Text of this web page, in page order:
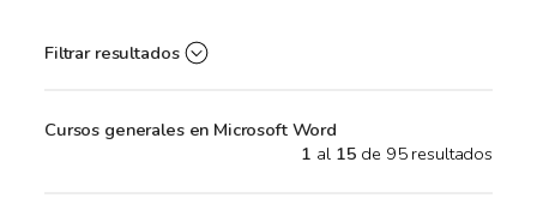
Filtrar resultados
Cursos generales en Microsoft Word
1 al 15 de 95 resultados